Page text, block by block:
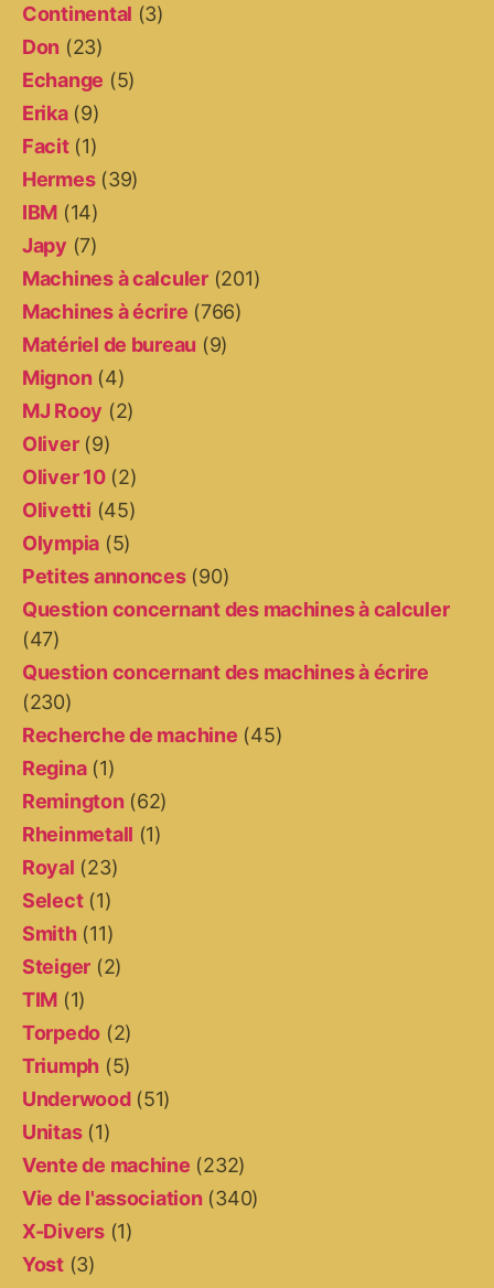
Continental (3)
Don (23)
Echange (5)
Erika(9)
Facit(1)
Hermes(39)
IBM (14)
Japy (7)
Machines à calculer(201)
Machines à écrire (766)
Matériel de bureau (9)
Mignon (4)
MJ Rooy (2)
Oliver(9)
Oliver 10(2)
Olivetti (45)
Olympia (5)
Petites annonces(90)
Question concernant des machines à calculer
(47)
Question concernant des machines à écrire
(230)
Recherche de machine (45)
Regina(1)
Remington (62)
Rheinmetall (1)
Royal (23)
Select(1)
Smith(11)
Steiger (2)
TIM (1)
Torpedo (2)
Triumph (5)
Underwood(51)
Unitas(1)
Vente de machine (232)
Vie de l'association (340)
X-Divers(1)
Yost(3)